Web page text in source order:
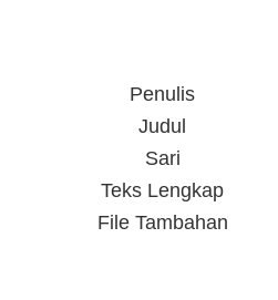
Penulis
Judul
Sari
Teks Lengkap
File Tambahan